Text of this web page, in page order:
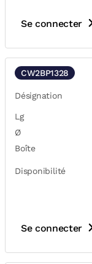
Se connecter
CW2BP1328
Désignation
Lg
Ø
Boîte
Disponibilité
Se connecter